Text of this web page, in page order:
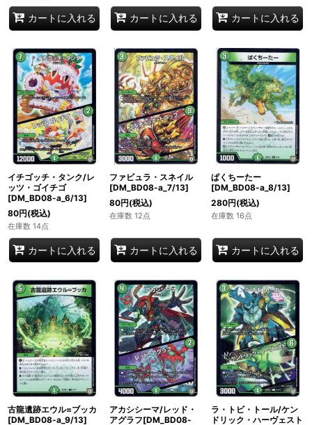
カートに入れる カートに入れる カートに入れる
イチゴッチ・タンク/レ
ッツ・ゴイチゴ
[DM_BD08-a_6/13]
80円(税込)
在庫数 14点
カートに入れる
ファビュラ・スネイル
[DM_BD08-a_7/13]
80円(税込)
在庫数 12点
カートに入れる
ぱくちーたー
[DM_BD08-a_8/13]
280円(税込)
在庫数 16点
カートに入れる
古龍遺跡エウル=ブッカ
[DM_BD08-a_9/13]
アカシシーマ/レッド・
アグラフ[DM_BD08-
ラ・トビ・トール/ケン
ドリック・ハーヴェスト